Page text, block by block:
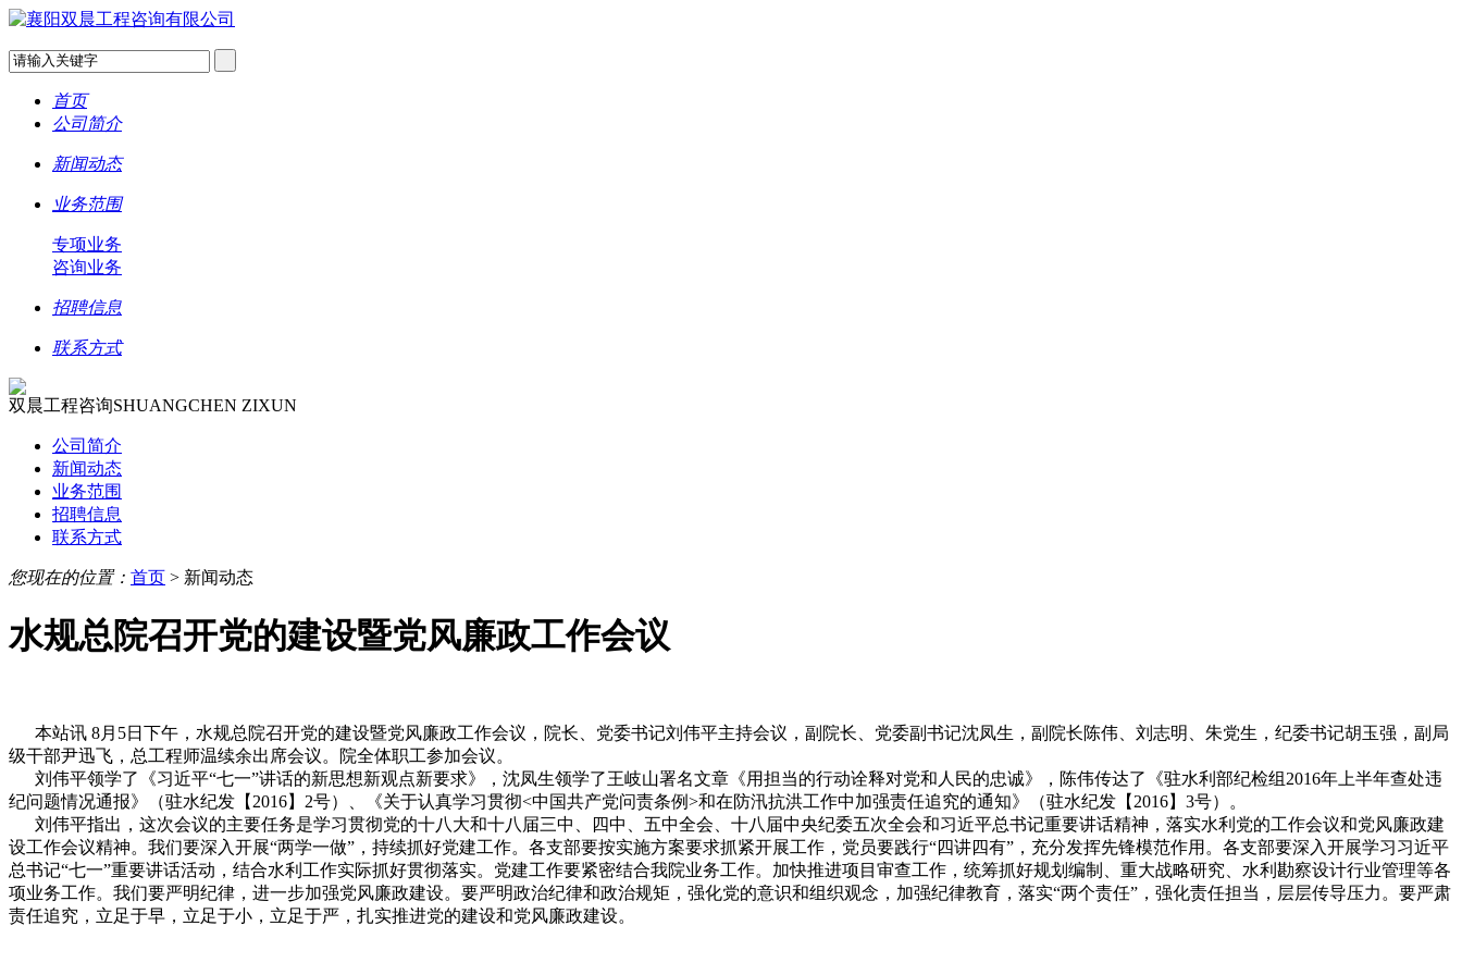
首页
公司简介
新闻动态
业务范围
专项业务
咨询业务
招聘信息
联系方式
双晨工程咨询SHUANGCHEN ZIXUN
公司简介
新闻动态
业务范围
招聘信息
联系方式
您现在的位置： 首页 > 新闻动态
水规总院召开党的建设暨党风廉政工作会议
本站讯 8月5日下午，水规总院召开党的建设暨党风廉政工作会议，院长、党委书记刘伟平主持会议，副院长、党委副书记沈凤生，副院长陈伟、刘志明、朱党生，纪委书记胡玉强，副局
级干部尹迅飞，总工程师温续余出席会议。院全体职工参加会议。
刘伟平领学了《习近平“七一”讲话的新思想新观点新要求》，沈凤生领学了王岐山署名文章《用担当的行动诠释对党和人民的忠诚》，陈伟传达了《驻水利部纪检组2016年上半年查处违
纪问题情况通报》（驻水纪发【2016】2号）、《关于认真学习贯彻<中国共产党问责条例>和在防汛抗洪工作中加强责任追究的通知》（驻水纪发【2016】3号）。
刘伟平指出，这次会议的主要任务是学习贯彻党的十八大和十八届三中、四中、五中全会、十八届中央纪委五次全会和习近平总书记重要讲话精神，落实水利党的工作会议和党风廉政建
设工作会议精神。我们要深入开展“两学一做”，持续抓好党建工作。各支部要按实施方案要求抓紧开展工作，党员要践行“四讲四有”，充分发挥先锋模范作用。各支部要深入开展学习习近平
总书记“七一”重要讲话活动，结合水利工作实际抓好贯彻落实。党建工作要紧密结合我院业务工作。加快推进项目审查工作，统筹抓好规划编制、重大战略研究、水利勘察设计行业管理等各
项业务工作。我们要严明纪律，进一步加强党风廉政建设。要严明政治纪律和政治规矩，强化党的意识和组织观念，加强纪律教育，落实“两个责任”，强化责任担当，层层传导压力。要严肃
责任追究，立足于早，立足于小，立足于严，扎实推进党的建设和党风廉政建设。